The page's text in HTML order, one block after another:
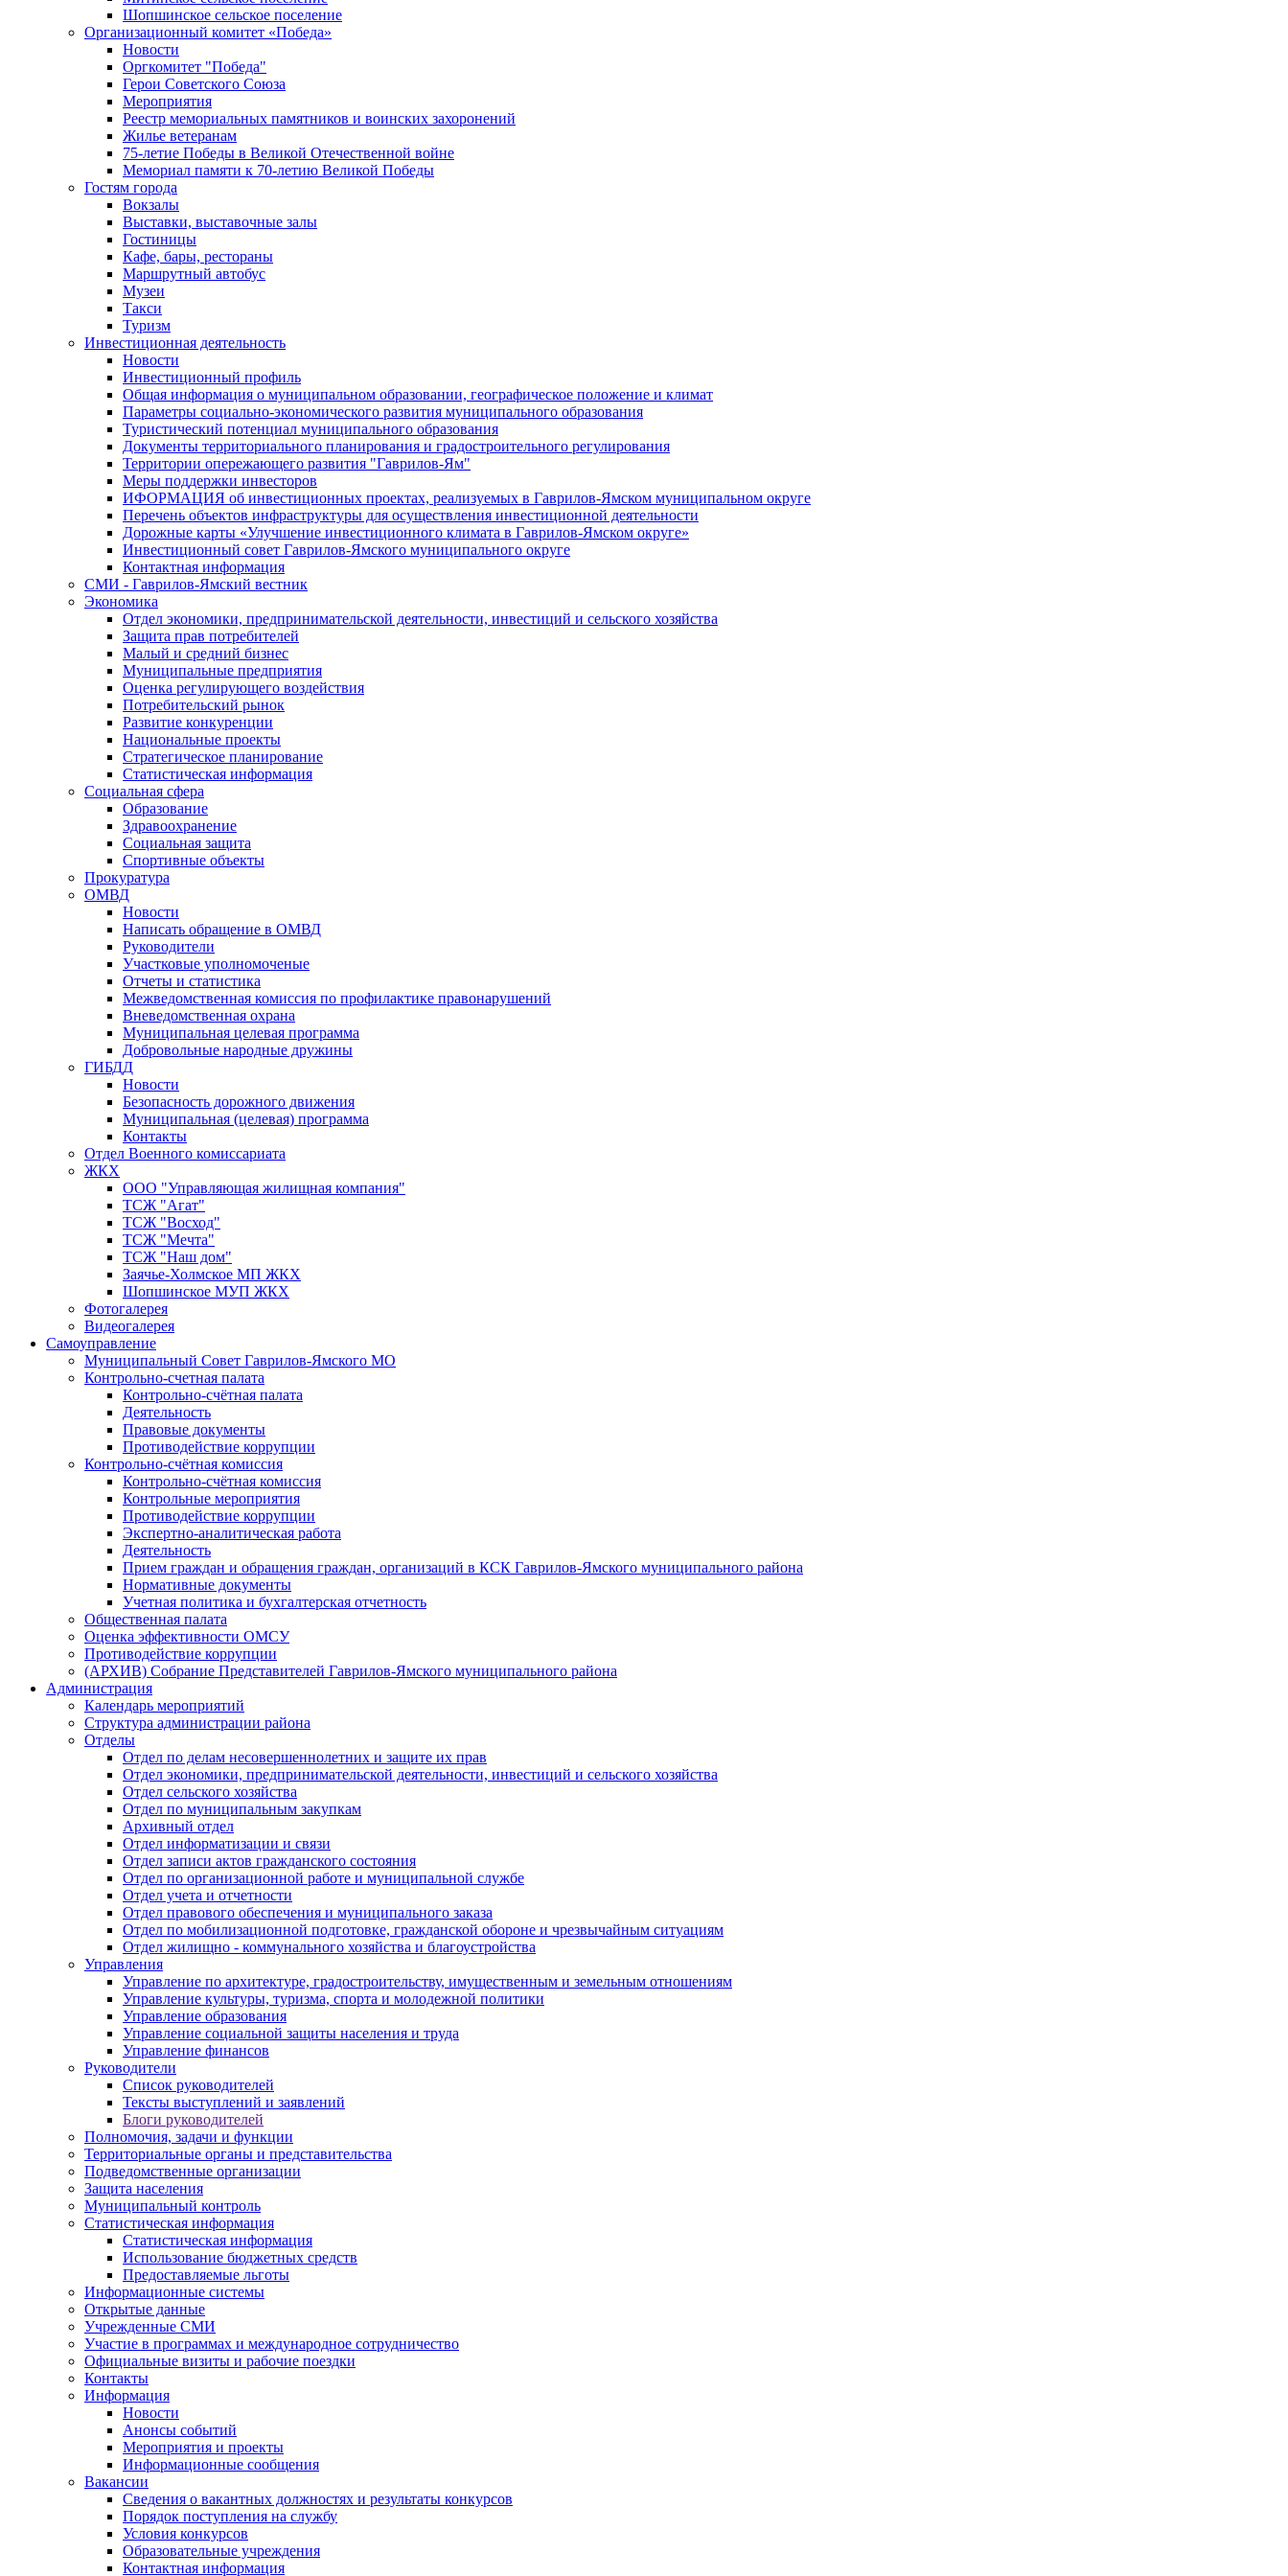
Шопшинское сельское поселение
Организационный комитет «Победа»
Новости
Оргкомитет "Победа"
Герои Советского Союза
Мероприятия
Реестр мемориальных памятников и воинских захоронений
Жилье ветеранам
75-летие Победы в Великой Отечественной войне
Мемориал памяти к 70-летию Великой Победы
Гостям города
Вокзалы
Выставки, выставочные залы
Гостиницы
Кафе, бары, рестораны
Маршрутный автобус
Музеи
Такси
Туризм
Инвестиционная деятельность
Новости
Инвестиционный профиль
Общая информация о муниципальном образовании, географическое положение и климат
Параметры социально-экономического развития муниципального образования
Туристический потенциал муниципального образования
Документы территориального планирования и градостроительного регулирования
Территории опережающего развития "Гаврилов-Ям"
Меры поддержки инвесторов
ИФОРМАЦИЯ об инвестиционных проектах, реализуемых в Гаврилов-Ямском муниципальном округе
Перечень объектов инфраструктуры для осуществления инвестиционной деятельности
Дорожные карты «Улучшение инвестиционного климата в Гаврилов-Ямском округе»
Инвестиционный совет Гаврилов-Ямского муниципального округе
Контактная информация
СМИ - Гаврилов-Ямский вестник
Экономика
Отдел экономики, предпринимательской деятельности, инвестиций и сельского хозяйства
Защита прав потребителей
Малый и средний бизнес
Муниципальные предприятия
Оценка регулирующего воздействия
Потребительский рынок
Развитие конкуренции
Национальные проекты
Стратегическое планирование
Статистическая информация
Социальная сфера
Образование
Здравоохранение
Социальная защита
Спортивные объекты
Прокуратура
ОМВД
Новости
Написать обращение в ОМВД
Руководители
Участковые уполномоченые
Отчеты и статистика
Межведомственная комиссия по профилактике правонарушений
Вневедомственная охрана
Муниципальная целевая программа
Добровольные народные дружины
ГИБДД
Новости
Безопасность дорожного движения
Муниципальная (целевая) программа
Контакты
Отдел Военного комиссариата
ЖКХ
ООО "Управляющая жилищная компания"
ТСЖ "Агат"
ТСЖ "Восход"
ТСЖ "Мечта"
ТСЖ "Наш дом"
Заячье-Холмское МП ЖКХ
Шопшинское МУП ЖКХ
Фотогалерея
Видеогалерея
Самоуправление
Муниципальный Совет Гаврилов-Ямского МО
Контрольно-счетная палата
Контрольно-счётная палата
Деятельность
Правовые документы
Противодействие коррупции
Контрольно-счётная комиссия
Контрольно-счётная комиссия
Контрольные мероприятия
Противодействие коррупции
Экспертно-аналитическая работа
Деятельность
Прием граждан и обращения граждан, организаций в КСК Гаврилов-Ямского муниципального района
Нормативные документы
Учетная политика и бухгалтерская отчетность
Общественная палата
Оценка эффективности ОМСУ
Противодействие коррупции
(АРХИВ) Собрание Представителей Гаврилов-Ямского муниципального района
Администрация
Календарь мероприятий
Структура администрации района
Отделы
Отдел по делам несовершеннолетних и защите их прав
Отдел экономики, предпринимательской деятельности, инвестиций и сельского хозяйства
Отдел сельского хозяйства
Отдел по муниципальным закупкам
Архивный отдел
Отдел информатизации и связи
Отдел записи актов гражданского состояния
Отдел по организационной работе и муниципальной службе
Отдел учета и отчетности
Отдел правового обеспечения и муниципального заказа
Отдел по мобилизационной подготовке, гражданской обороне и чрезвычайным ситуациям
Отдел жилищно - коммунального хозяйства и благоустройства
Управления
Управление по архитектуре, градостроительству, имущественным и земельным отношениям
Управление культуры, туризма, спорта и молодежной политики
Управление образования
Управление социальной защиты населения и труда
Управление финансов
Руководители
Список руководителей
Тексты выступлений и заявлений
Блоги руководителей
Полномочия, задачи и функции
Территориальные органы и представительства
Подведомственные организации
Защита населения
Муниципальный контроль
Статистическая информация
Статистическая информация
Использование бюджетных средств
Предоставляемые льготы
Информационные системы
Открытые данные
Учрежденные СМИ
Участие в программах и международное сотрудничество
Официальные визиты и рабочие поездки
Контакты
Информация
Новости
Анонсы событий
Мероприятия и проекты
Информационные сообщения
Вакансии
Сведения о вакантных должностях и результаты конкурсов
Порядок поступления на службу
Условия конкурсов
Образовательные учреждения
Контактная информация